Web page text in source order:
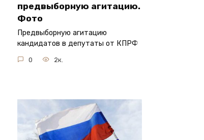
предвыборную агитацию.
Фото
Предвыборную агитацию
кандидатов в депутаты от КПРФ
0 2к.